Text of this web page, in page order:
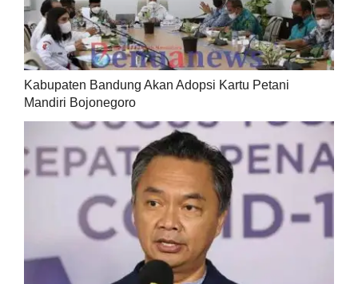
Kabupaten Bandung Akan Adopsi Kartu Petani
Mandiri Bojonegoro